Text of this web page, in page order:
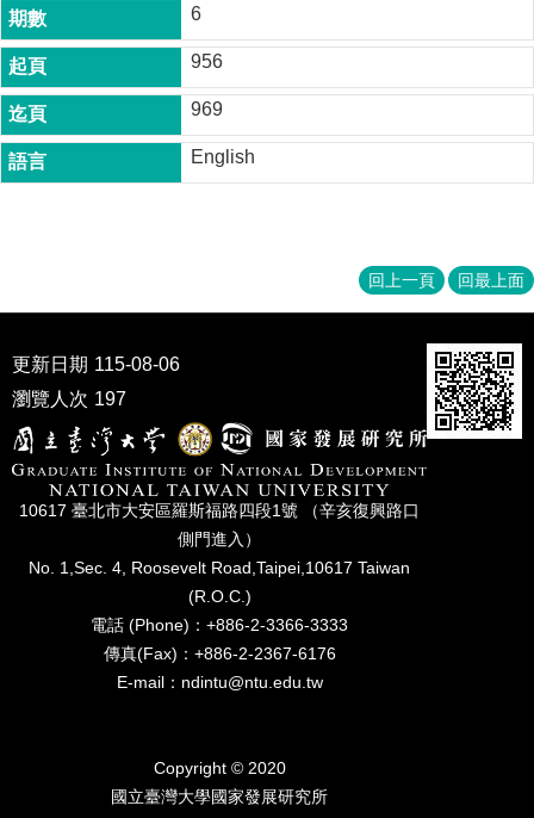
在
職
專
班
學
術
發
研
究
刊
試
區
6
956
969
English
回上一頁 回最上面
更新日期 115-08-06
瀏覽人次 197
10617 臺北市⼤安區羅斯福路四段1號 （辛亥復興路⼝
側⾨進入）
No. 1,Sec. 4, Roosevelt Road,Taipei,10617 Taiwan
(R.O.C.)
電話 (Phone)：+886-2-3366-3333
傳真(Fax)：+886-2-2367-6176
E-mail：ndintu@ntu.edu.tw
Copyright © 2020
國立臺灣⼤學國家發展研究所